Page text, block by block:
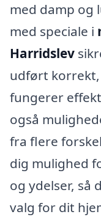
med damp og
med speciale i
Harridslev
udført
fungerer
også
fra flere
dig mulighed
og ydelser, så
valg for dit